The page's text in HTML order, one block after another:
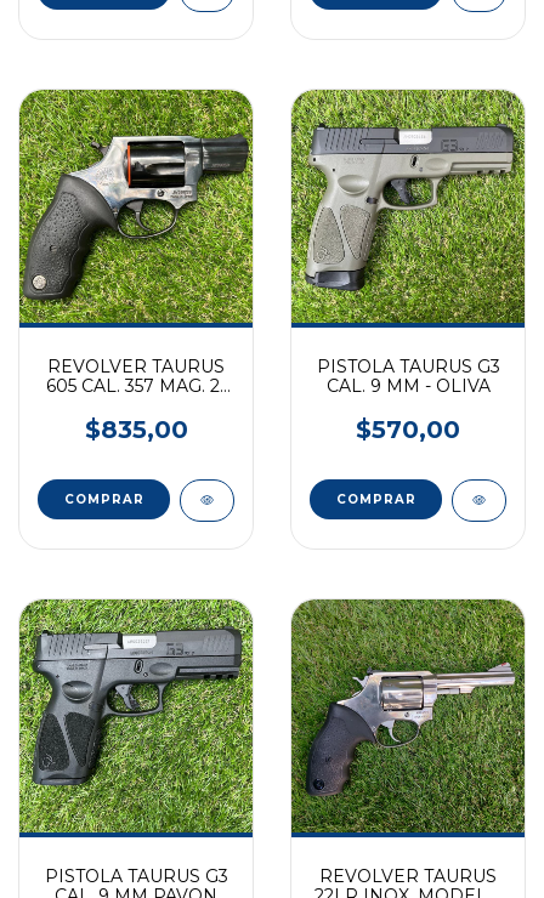
REVOLVER TAURUS
605 CAL. 357 MAG. 2"
$835,00
PISTOLA TAURUS G3
CAL. 9 MM - OLIVA
$570,00
PISTOLA TAURUS G3
REVOLVER TAURUS